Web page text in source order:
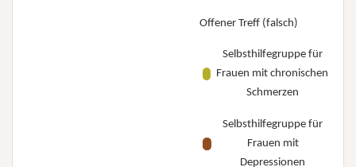
Offener Treff (falsch)
Selbsthilfegruppe für
Frauen mit chronischen
Schmerzen
Selbsthilfegruppe für
Frauen mit
Depressionen